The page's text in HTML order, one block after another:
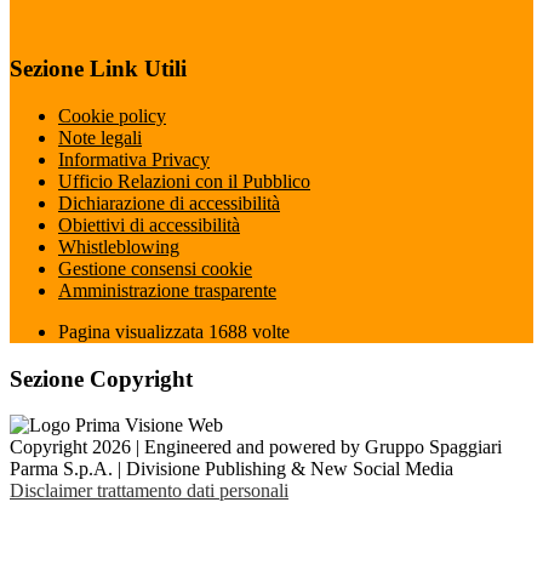
Sezione Link Utili
Cookie policy
Note legali
Informativa Privacy
Ufficio Relazioni con il Pubblico
Dichiarazione di accessibilità
Obiettivi di accessibilità
Whistleblowing
Gestione consensi cookie
Amministrazione trasparente
Pagina visualizzata 1688 volte
Sezione Copyright
Copyright 2026 | Engineered and powered by Gruppo Spaggiari
Parma S.p.A. | Divisione Publishing & New Social Media
Disclaimer trattamento dati personali